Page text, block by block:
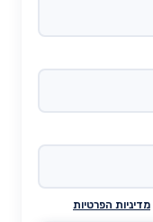
מדיניות הפרטיות